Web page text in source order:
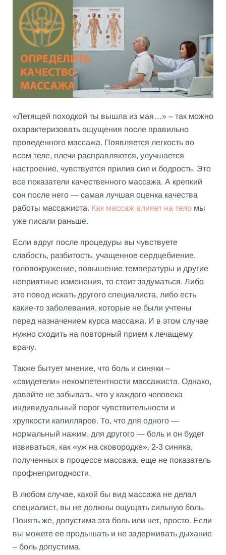
«Летящей походкой ты вышла из мая…» – так можно
охарактеризовать ощущения после правильно
проведенного массажа. Появляется легкость во
всем теле, плечи расправляются, улучшается
настроение, чувствуется прилив сил и бодрость. Это
все показатели качественного массажа. А крепкий
сон после него — самая лучшая оценка качества
работы массажиста. Как массаж влияет на тело мы
уже писали раньше.
Если вдруг после процедуры вы чувствуете
слабость, разбитость, учащенное сердцебиение,
головокружение, повышение температуры и другие
неприятные изменения, то стоит задуматься. Либо
это повод искать другого специалиста, либо есть
какие-то заболевания, которые не были учтены
перед назначением курса массажа. И в этом случае
нужно сходить на повторный прием к лечащему
врачу.
Также бытует мнение, что боль и синяки –
«свидетели» некомпетентности массажиста. Однако,
давайте не забывать, что у каждого человека
индивидуальный порог чувствительности и
хрупкости капилляров. То, что для одного —
нормальный нажим, для другого — боль и он будет
извиваться, как «уж на сковородке». 2-3 синяка,
полученных в процессе массажа, еще не показатель
профнепригодности.
В любом случае, какой бы вид массажа не делал
специалист, вы не должны ощущать сильную боль.
Понять же, допустима эта боль или нет, просто. Если
вы можете ее продышать и не задерживать дыхание
– боль допустима.